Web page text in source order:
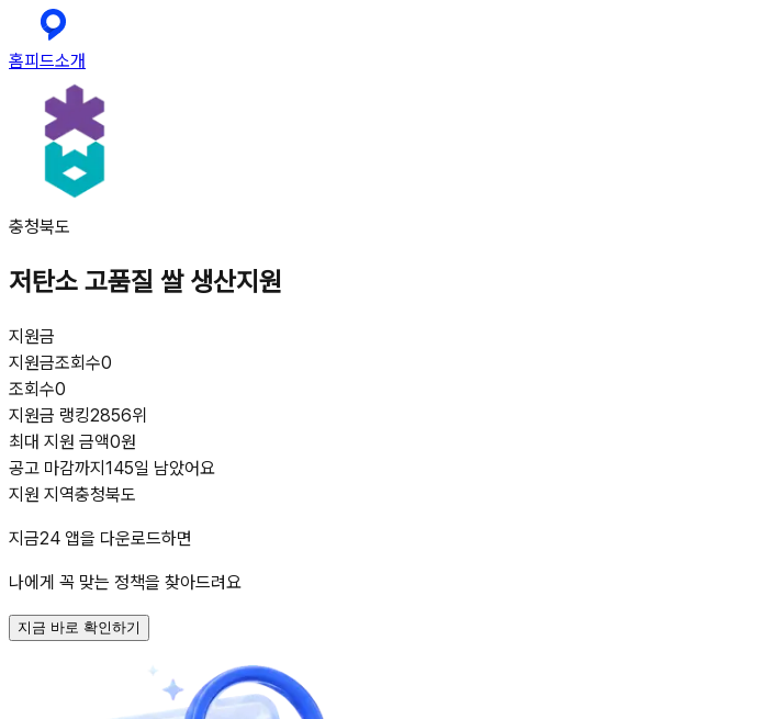
홈피드소개
충청북도
저탄소 고품질 쌀 생산지원
지원금
지원금조회수0
조회수0
지원금 랭킹2856위
최대 지원 금액0원
공고 마감까지145일 남았어요
지원 지역충청북도
지금24 앱을 다운로드하면
나에게 꼭 맞는 정책을 찾아드려요
지금 바로 확인하기